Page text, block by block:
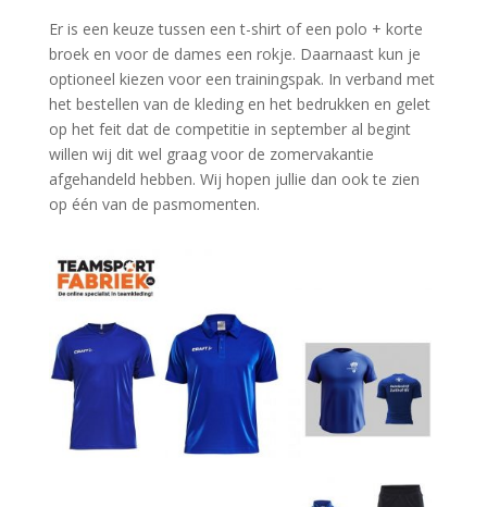
Er is een keuze tussen een t-shirt of een polo + korte
broek en voor de dames een rokje. Daarnaast kun je
optioneel kiezen voor een trainingspak. In verband met
het bestellen van de kleding en het bedrukken en gelet
op het feit dat de competitie in september al begint
willen wij dit wel graag voor de zomervakantie
afgehandeld hebben. Wij hopen jullie dan ook te zien
op één van de pasmomenten.